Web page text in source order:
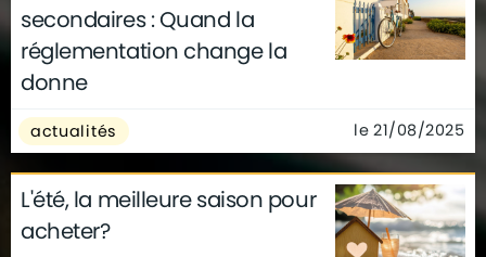
secondaires : Quand la
réglementation change la
donne
actualités le 21/08/2025
L'été, la meilleure saison pour
acheter?